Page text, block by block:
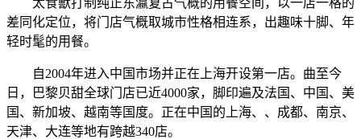
差同化定位，将门店气概取城市性格相连系，出趣味十脚、年
轻时髦的用餐。
自2004年进入中国市场并正在上海开设第一店。曲至今
日，巴黎贝甜全球门店已近4000家，脚印遍及法国、中国、美
国、新加坡、越南等国度。正在中国的上海、、成都、南京、
天津、大连等地有跨越340店。